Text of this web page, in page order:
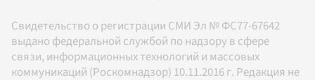
Свидетельство о регистрации СМИ Эл № ФС77-67642
выдано федеральной службой по надзору в сфере
связи, информационных технологий и массовых
коммуникаций (Роскомнадзор) 10.11.2016 г. Редакция не